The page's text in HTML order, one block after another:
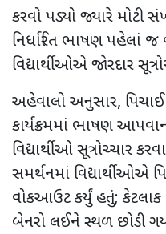
કરવો પડ્યો જ્યારે મોટી
નિર્ધારિત ભાષણ પહેલાં
વિદ્યાર્થીઓએ જોરદાર
અહેવાલો અનુસાર,
કાર્યક્રમમાં ભાષણ
વિદ્યાર્થીઓ સૂત્રોચ્ચાર
સમર્થનમાં વિદ્યાર્થીઓએ
વોકઆઉટ કર્યું હતું; કેટલાક
બેનરો લઈને સ્થળ છોડી